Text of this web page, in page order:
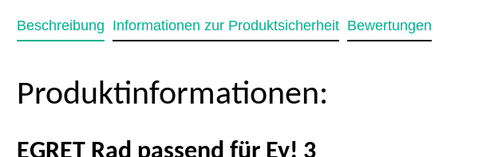
Beschreibung Informationen zur Produktsicherheit Bewertungen
Produktinformationen: